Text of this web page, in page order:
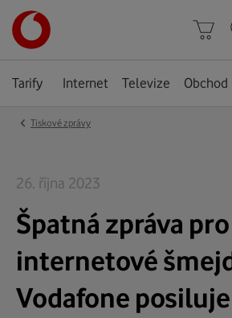
stránka
Košík
Tarify Internet Televize Obchod
‹ Tiskové zprávy
26. října 2023
Špatná zpráva pro
internetové
Vodafone posiluje